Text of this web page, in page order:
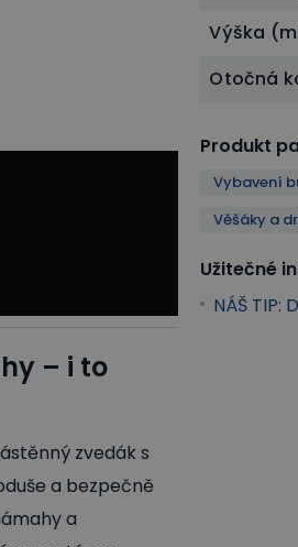
– i to
zvedák s
a bezpečně
a
Výška
Otočná
Produkt
Vybavení
Věšáky a
Užitečné
NÁŠ